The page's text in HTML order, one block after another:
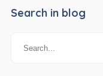
Search in blog